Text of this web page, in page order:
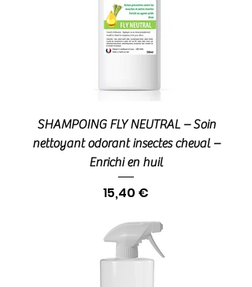
SHAMPOING FLY NEUTRAL – Soin
nettoyant odorant insectes cheval –
Enrichi en huil
Prix
15,40 €